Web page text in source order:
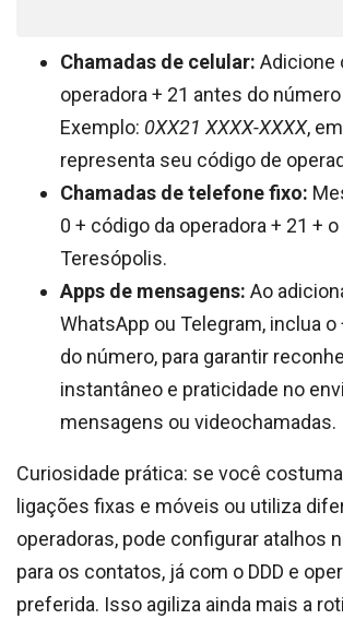
Chamadas de celular: Adicione
operadora + 21 antes do
Exemplo: 0XX21 XXXX-XXXX,
representa seu código de
Chamadas de telefone fixo:
0 + código da operadora + 21 +
Teresópolis.
Apps de mensagens: Ao
WhatsApp ou Telegram, inclua o
do número, para garantir
instantâneo e praticidade no
mensagens ou videochamadas.
Curiosidade prática: se você
ligações fixas e móveis ou utiliza
operadoras, pode configurar atalhos
para os contatos, já com o DDD e
preferida. Isso agiliza ainda mais a